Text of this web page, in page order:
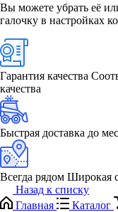
Вы можете убрать её
галочку в настройках
Гарантия качества
качества
Быстрая доставка до
Всегда рядом Широкая
Назад к списку
Главная
Каталог